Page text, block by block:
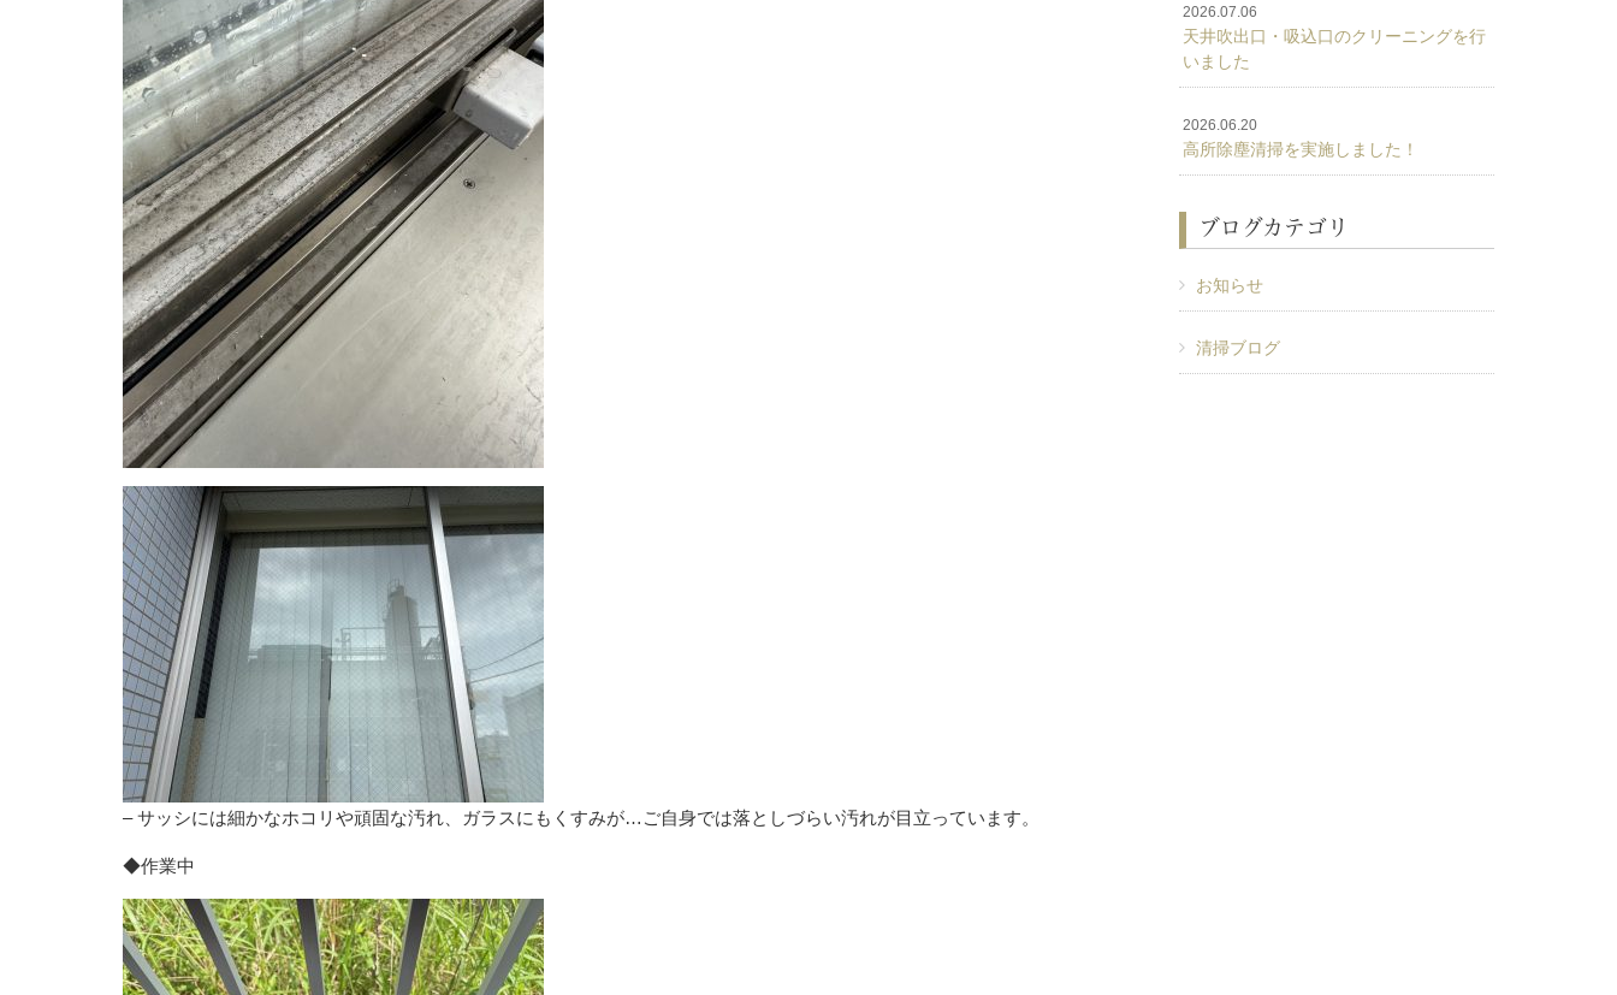
– サッシには細かなホコリや頑固な汚れ、ガラスにもくすみが…ご自身では落としづらい汚れが目立っています。
◆作業中
2026.07.06
天井吹出口・吸込口のクリーニングを行
いました
2026.06.20
高所除塵清掃を実施しました！
ブログカテゴリ
お知らせ
清掃ブログ